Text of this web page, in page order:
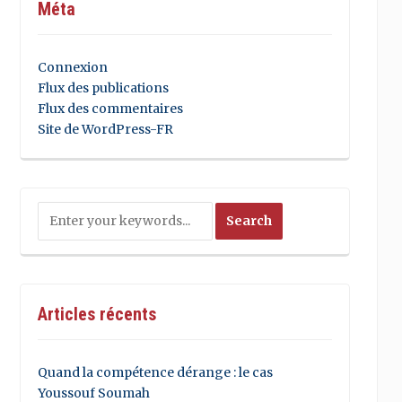
Méta
Connexion
Flux des publications
Flux des commentaires
Site de WordPress-FR
Articles récents
Quand la compétence dérange : le cas
Youssouf Soumah